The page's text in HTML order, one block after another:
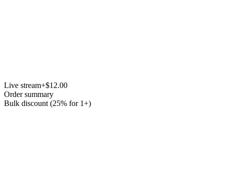
Live stream+$12.00
Order summary
Bulk discount (25% for 1+)